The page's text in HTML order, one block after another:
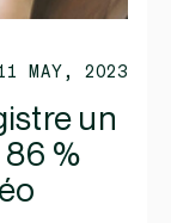
MAY, 2023
un
%